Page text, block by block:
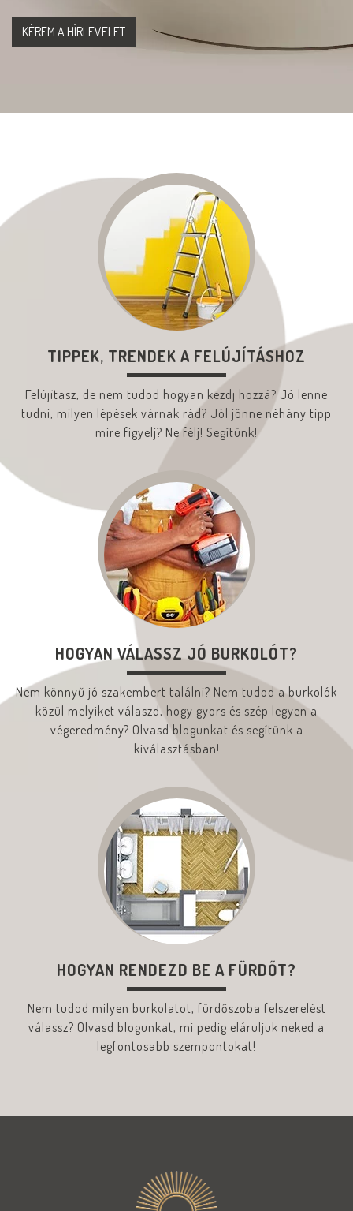
TIPPEK, TRENDEK A FELÚJÍTÁSHOZ
Felújítasz, de nem tudod hogyan kezdj hozzá? Jó lenne
tudni, milyen lépések várnak rád? Jól jönne néhány tipp
mire figyelj? Ne félj! Segítünk!
HOGYAN VÁLASSZ JÓ BURKOLÓT?
Nem könnyű jó szakembert találni? Nem tudod a burkolók
közül melyiket válaszd, hogy gyors és szép legyen a
végeredmény? Olvasd blogunkat és segítünk a
kiválasztásban!
HOGYAN RENDEZD BE A FÜRDŐT?
Nem tudod milyen burkolatot, fürdőszoba felszerelést
válassz? Olvasd blogunkat, mi pedig eláruljuk neked a
legfontosabb szempontokat!